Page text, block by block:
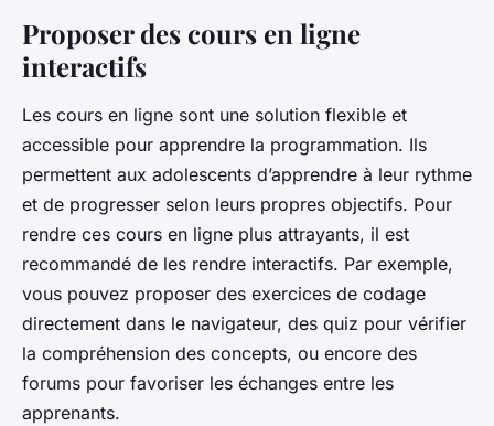
Proposer des cours en ligne
interactifs
Les cours en ligne sont une solution flexible et
accessible pour apprendre la programmation. Ils
permettent aux adolescents d’apprendre à leur rythme
et de progresser selon leurs propres objectifs. Pour
rendre ces cours en ligne plus attrayants, il est
recommandé de les rendre interactifs. Par exemple,
vous pouvez proposer des exercices de codage
directement dans le navigateur, des quiz pour vérifier
la compréhension des concepts, ou encore des
forums pour favoriser les échanges entre les
apprenants.